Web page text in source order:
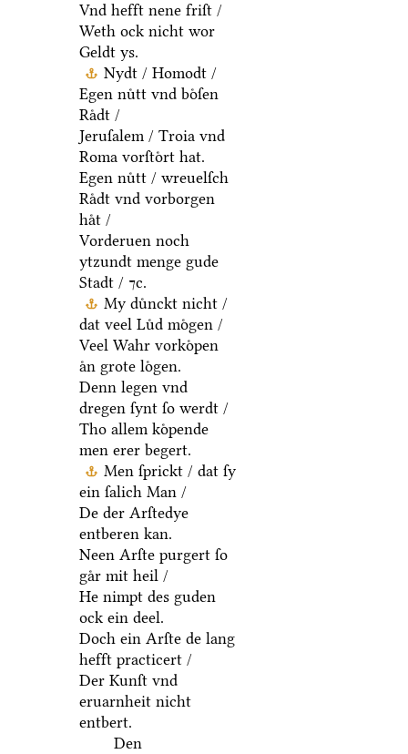
Vnd hefft nene friſt /
Weth ock nicht wor
Geldt ys.
Nydt / Homodt /
Egen nuͤtt vnd boͤſen
Raͤdt /
Jeruſalem / Troia vnd
Roma vorſtoͤrt hat.
Egen nuͤtt / wreuelſch
Raͤdt vnd vorborgen
haͤt /
Vorderuen noch
ytzundt menge gude
Stadt / ⁊c.
My duͤnckt nicht /
dat veel Luͤd moͤgen /
Veel Wahr vorkoͤpen
aͤn grote loͤgen.
Denn legen vnd
dregen ſynt ſo werdt /
Tho allem koͤpende
men erer begert.
Men ſprickt / dat ſy
ein ſalich Man /
De der Arſtedye
entberen kan.
Neen Arſte purgert ſo
gaͤr mit heil /
He nimpt des guden
ock ein deel.
Doch ein Arſte de lang
hefft practicert /
Der Kunſt vnd
eruarnheit nicht
entbert.
Den